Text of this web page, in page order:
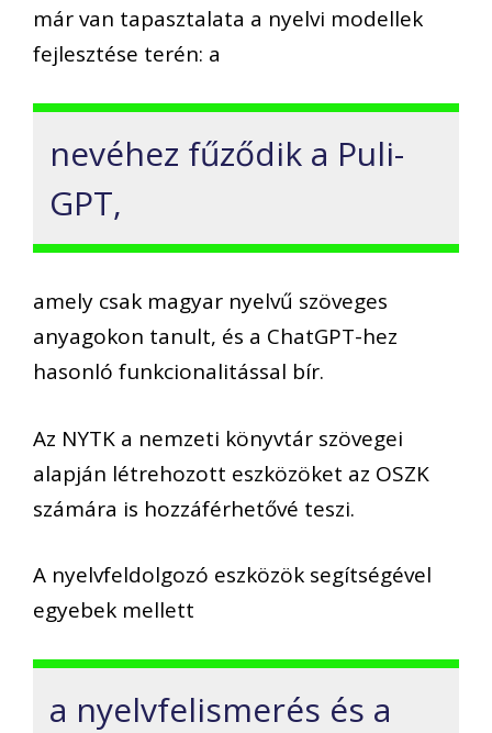
már van tapasztalata a nyelvi modellek
fejlesztése terén: a
nevéhez fűződik a Puli-
GPT,
amely csak magyar nyelvű szöveges
anyagokon tanult, és a ChatGPT-hez
hasonló funkcionalitással bír.
Az NYTK a nemzeti könyvtár szövegei
alapján létrehozott eszközöket az OSZK
számára is hozzáférhetővé teszi.
A nyelvfeldolgozó eszközök segítségével
egyebek mellett
a nyelvfelismerés és a